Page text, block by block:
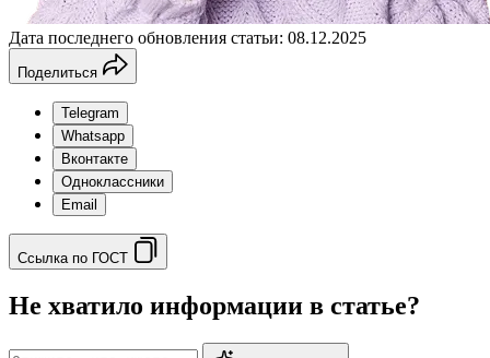
Дата последнего обновления статьи: 08.12.2025
Поделиться
Telegram
Whatsapp
Вконтакте
Одноклассники
Email
Ссылка по ГОСТ
Не хватило информации в статье?